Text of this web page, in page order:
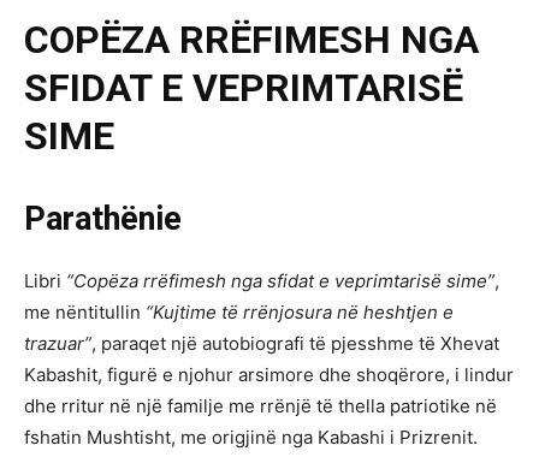
COPËZA RRËFIMESH NGA
SFIDAT E VEPRIMTARISË
SIME
Parathënie
Libri “Copëza rrëfimesh nga sfidat e veprimtarisë sime”,
me nëntitullin “Kujtime të rrënjosura në heshtjen e
trazuar”, paraqet një autobiografi të pjesshme të Xhevat
Kabashit, figurë e njohur arsimore dhe shoqërore, i lindur
dhe rritur në një familje me rrënjë të thella patriotike në
fshatin Mushtisht, me origjinë nga Kabashi i Prizrenit.